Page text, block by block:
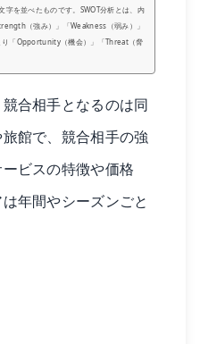
字を並べたものです。SWOT分析とは、内
（強み）」「Weakness（弱み）」
り「Opportunity（機会）」「Threat（脅
合相手となるのは同
館で、競合相手の強
ビスの特徴や価格
年間やシーズンごと